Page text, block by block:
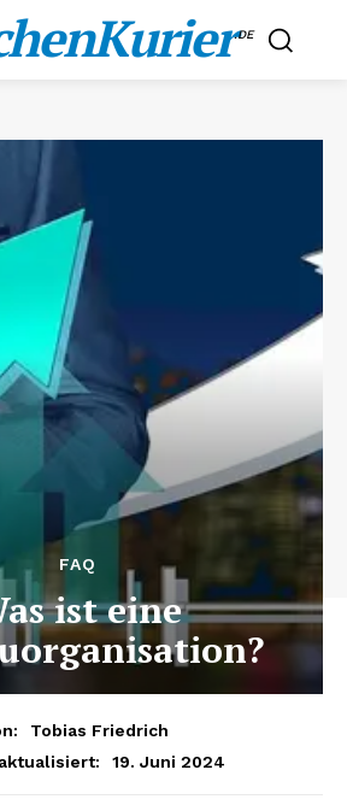
.DE
FAQ
ist eine
Tobias Friedrich
19. Juni 2024